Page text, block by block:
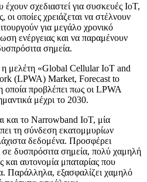
έχουν σχεδιαστεί για συσκευές IoT,
οι οποίες χρειάζεται να στέλνουν
για μεγάλο χρονικό
ενέργειας και να παραμένουν
σημεία.
η μελέτη «Global Cellular IoT and
(LPWA) Market, Forecast to
προβλέπει πως οι LPWA
μέχρι το 2030.
και το Narrowband IoT, μία
τη σύνδεση εκατομμυρίων
δεδομένα. Προσφέρει
σε δυσπρόσιτα σημεία, πολύ χαμηλή
αυτονομία μπαταρίας που
Παράλληλα, εξασφαλίζει χαμηλό